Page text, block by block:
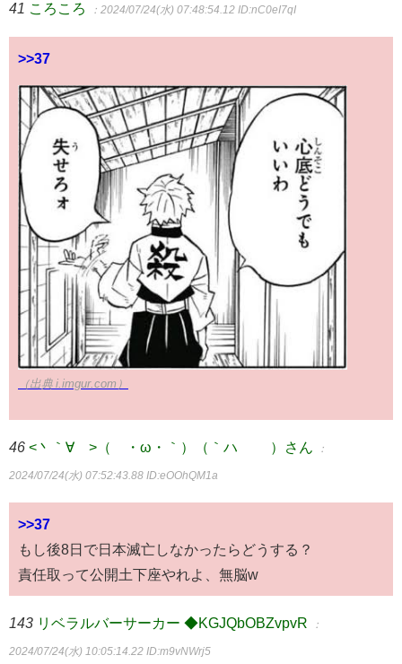
41 ころころ ：2024/07/24(水) 07:48:54.12 ID:nC0eI7qI
>>37
（出典 i.imgur.com）
46 <丶｀∀´>（´・ω・｀）（｀ハ´ ）さん ：
2024/07/24(水) 07:52:43.88 ID:eOOhQM1a
>>37
もし後8日で日本滅亡しなかったらどうする？
責任取って公開土下座やれよ、無脳w
143 リベラルバーサーカー ◆KGJQbOBZvpvR ：
2024/07/24(水) 10:05:14.22 ID:m9vNWrj5